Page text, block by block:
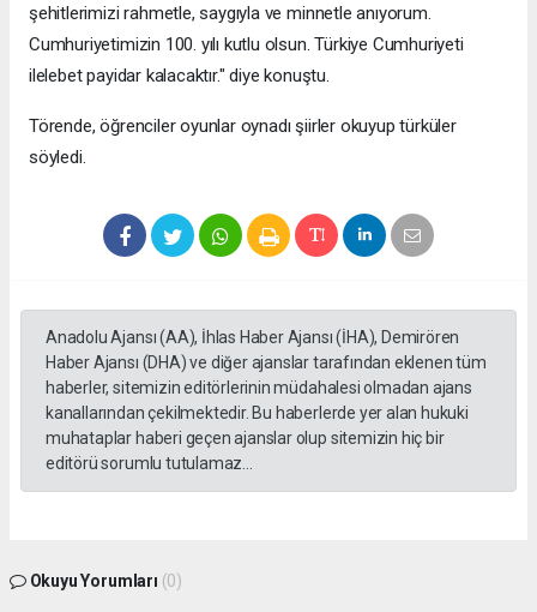
şehitlerimizi rahmetle, saygıyla ve minnetle anıyorum.
Cumhuriyetimizin 100. yılı kutlu olsun. Türkiye Cumhuriyeti
ilelebet payidar kalacaktır." diye konuştu.
Törende, öğrenciler oyunlar oynadı şiirler okuyup türküler
söyledi.
Anadolu Ajansı (AA), İhlas Haber Ajansı (İHA), Demirören
Haber Ajansı (DHA) ve diğer ajanslar tarafından eklenen tüm
haberler, sitemizin editörlerinin müdahalesi olmadan ajans
kanallarından çekilmektedir. Bu haberlerde yer alan hukuki
muhataplar haberi geçen ajanslar olup sitemizin hiç bir
editörü sorumlu tutulamaz...
Okuyu Yorumları (0)